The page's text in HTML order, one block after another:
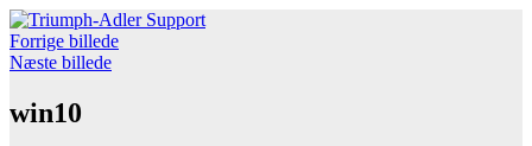
Videre
til
indhold
Triumph-Adler Support
Find driver til din TA Printer eller Multi Funktions Printer (MFP)
Forrige billede
Næste billede
win10